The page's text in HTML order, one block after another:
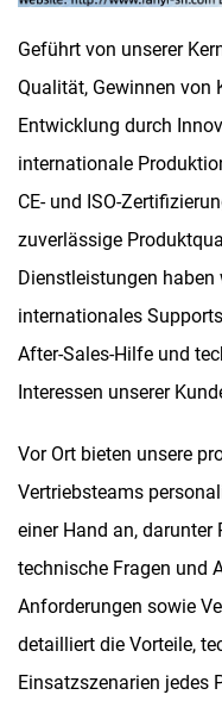
Geführt von unserer
Qualität, Gewinnen von
Entwicklung durch
internationale
CE- und ISO-
zuverlässige
Dienstleistungen
internationales
After-Sales-Hilfe und
Interessen unserer
Vor Ort bieten unsere
Vertriebsteams
einer Hand an,
technische Fragen und
Anforderungen sowie
detailliert die Vorteile,
Einsatzszenarien jedes